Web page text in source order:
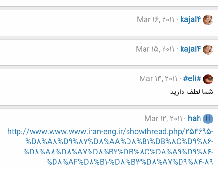
kajal4
Mar 16, 2011
kajal4
Mar 15, 2011
#eli#
Mar 14, 2011
شما لطف دارید
H
hah
Mar 12, 2011
http://www.www.www.iran-eng.ir/showthread.php/254695-
%D8%A8%D9%87%D8%AA%D8%B1%DB%8C%D9%86-
%D8%A8%D8%A7%D8%B2%DB%8C%DA%A9%D9%86-
%D8%AF%D8%B1-%D8%B3%D8%A7%D9%84-89